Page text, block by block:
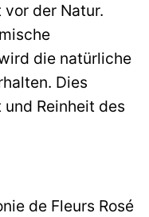
der Natur.
die natürliche
Dies
Reinheit des
de Fleurs Rosé